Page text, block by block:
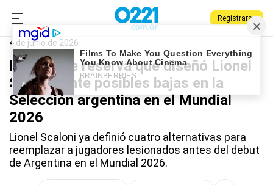
Registrarse
0221.com.ar
Lionel Scaloni
4 de junio de 2026
La lista de reserva que diseñó Lionel
Scaloni ante posibles bajas en la
Selección argentina en el Mundial
2026
Lionel Scaloni ya definió cuatro alternativas para
reemplazar a jugadores lesionados antes del debut
de Argentina en el Mundial 2026.